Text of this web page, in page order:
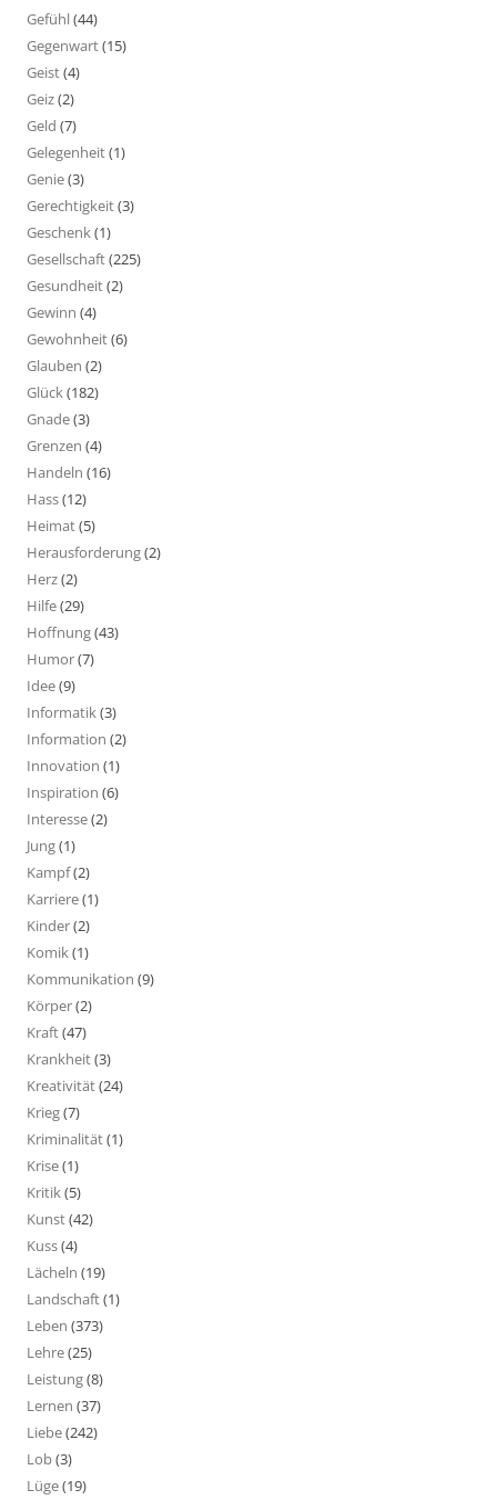
Gefühl(44)
Gegenwart(15)
Geist(4)
Geiz(2)
Geld (7)
Gelegenheit(1)
Genie(3)
Gerechtigkeit(3)
Geschenk(1)
Gesellschaft(225)
Gesundheit(2)
Gewinn (4)
Gewohnheit(6)
Glauben (2)
Glück(182)
Gnade(3)
Grenzen (4)
Handeln (16)
Hass(12)
Heimat(5)
Herausforderung(2)
Herz(2)
Hilfe(29)
Hoffnung(43)
Humor(7)
Idee(9)
Informatik(3)
Information (2)
Innovation (1)
Inspiration (6)
Interesse(2)
Jung(1)
Kampf(2)
Karriere(1)
Kinder(2)
Komik(1)
Kommunikation (9)
Körper(2)
Kraft(47)
Krankheit(3)
Kreativität(24)
Krieg(7)
Kriminalität(1)
Krise(1)
Kritik(5)
Kunst(42)
Kuss(4)
Lächeln (19)
Landschaft(1)
Leben (373)
Lehre(25)
Leistung(8)
Lernen (37)
Liebe(242)
Lob(3)
Lüge(19)